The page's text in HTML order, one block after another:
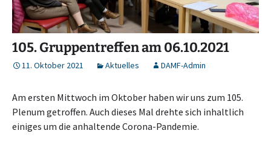
105. Gruppentreffen am 06.10.2021
11. Oktober 2021 Aktuelles DAMF-Admin
Am ersten Mittwoch im Oktober haben wir uns zum 105.
Plenum getroffen. Auch dieses Mal drehte sich inhaltlich
einiges um die anhaltende Corona-Pandemie.